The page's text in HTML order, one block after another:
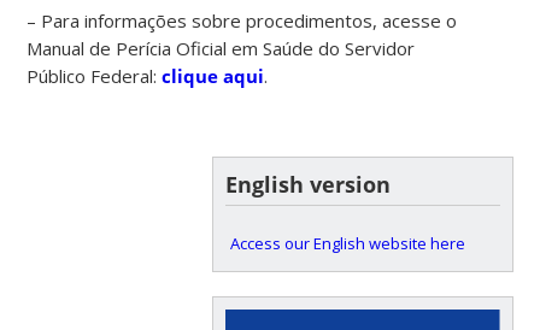
– Para informações sobre procedimentos, acesse o
Manual de Perícia Oficial em Saúde do Servidor
Público Federal:clique aqui.
English version
Access our English website here